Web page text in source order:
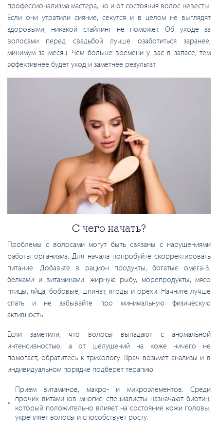
профессионализма мастера, но и от состояния волос невесты.
Если они утратили сияние, секутся и в целом не выглядят
здоровыми, никакой стайлинг не поможет. Об уходе за
волосами перед свадьбой лучше озаботиться заранее,
минимум за месяц. Чем больше времени у вас в запасе, тем
эффективнее будет уход и заметнее результат.
С чего начать?
Проблемы с волосами могут быть связаны с нарушениями
работы организма. Для начала попробуйте скорректировать
питание. Добавьте в рацион продукты, богатые омега-3,
белками и витаминами: жирную рыбу, морепродукты, мясо
птицы, яйца, бобовые, шпинат, ягоды и орехи. Начните лучше
спать и не забывайте про минимальную физическую
активность.
Если заметили, что волосы выпадают с аномальной
интенсивностью, а от шелушений на коже ничего не
помогает, обратитесь к трихологу. Врач возьмет анализы и в
индивидуальном порядке подберет терапию.
Прием витаминов, макро- и микроэлементов. Среди
прочих витаминов многие специалисты назначают биотин,
который положительно влияет на состояние кожи головы,
укрепляет волосы и способствует росту.